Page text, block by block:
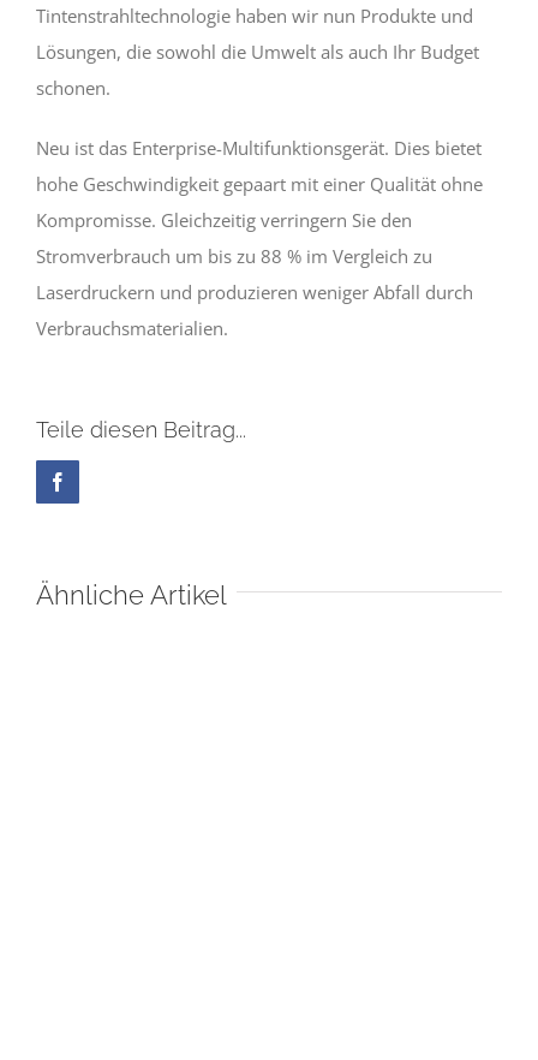
Tintenstrahltechnologie haben wir nun Produkte und
Lösungen, die sowohl die Umwelt als auch Ihr Budget
schonen.
Neu ist das Enterprise-Multifunktionsgerät. Dies bietet
hohe Geschwindigkeit gepaart mit einer Qualität ohne
Kompromisse. Gleichzeitig verringern Sie den
Stromverbrauch um bis zu 88 % im Vergleich zu
Laserdruckern und produzieren weniger Abfall durch
Verbrauchsmaterialien.
Teile diesen Beitrag...
Ähnliche Artikel